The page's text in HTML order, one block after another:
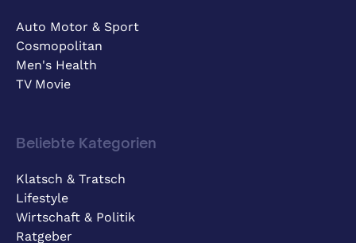
Auto Motor & Sport
Cosmopolitan
Men's Health
TV Movie
Beliebte Kategorien
Klatsch & Tratsch
Lifestyle
Wirtschaft & Politik
Ratgeber